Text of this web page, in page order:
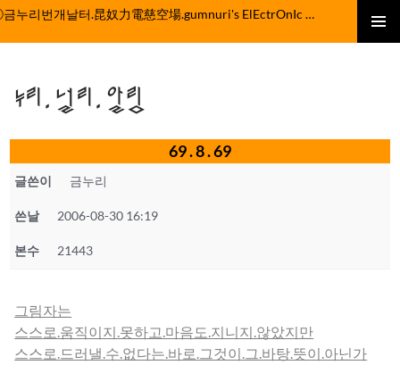
컨
뛰
기
ⓒ금누리번개날터.昆奴力電慈空場.gumnuri's ElEctrOnIc fActOrY
누리.널리.알림
69 . 8 . 69
글쓴이 금누리
쓴날 2006-08-30 16:19
본수 21443
그림자는
스스로.움직이지.못하고.마음도.지니지.않았지만
스스로.드러낼.수.없다는.바로.그것이.그.바탕.뜻이.아닌가